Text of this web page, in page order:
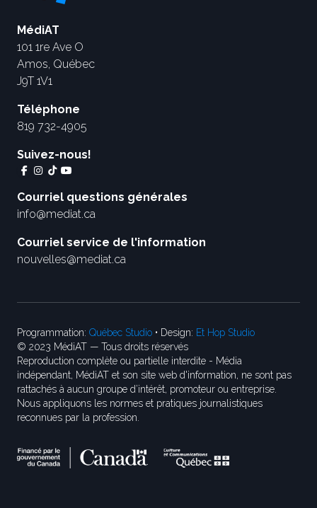
MédiAT
101 1re Ave O
Amos, Québec
J9T 1V1
Téléphone
819 732-4905
Suivez-nous!
Courriel questions générales
info@mediat.ca
Courriel service de l'information
nouvelles@mediat.ca
Programmation: Québec Studio • Design: Et Hop Studio
© 2023 MédiAT — Tous droits réservés
Reproduction complète ou partielle interdite - Média
indépendant, MédiAT et son site web d'information, ne sont pas
rattachés à aucun groupe d’intérêt, promoteur ou entreprise.
Nous appliquons les normes et pratiques journalistiques
reconnues par la profession.